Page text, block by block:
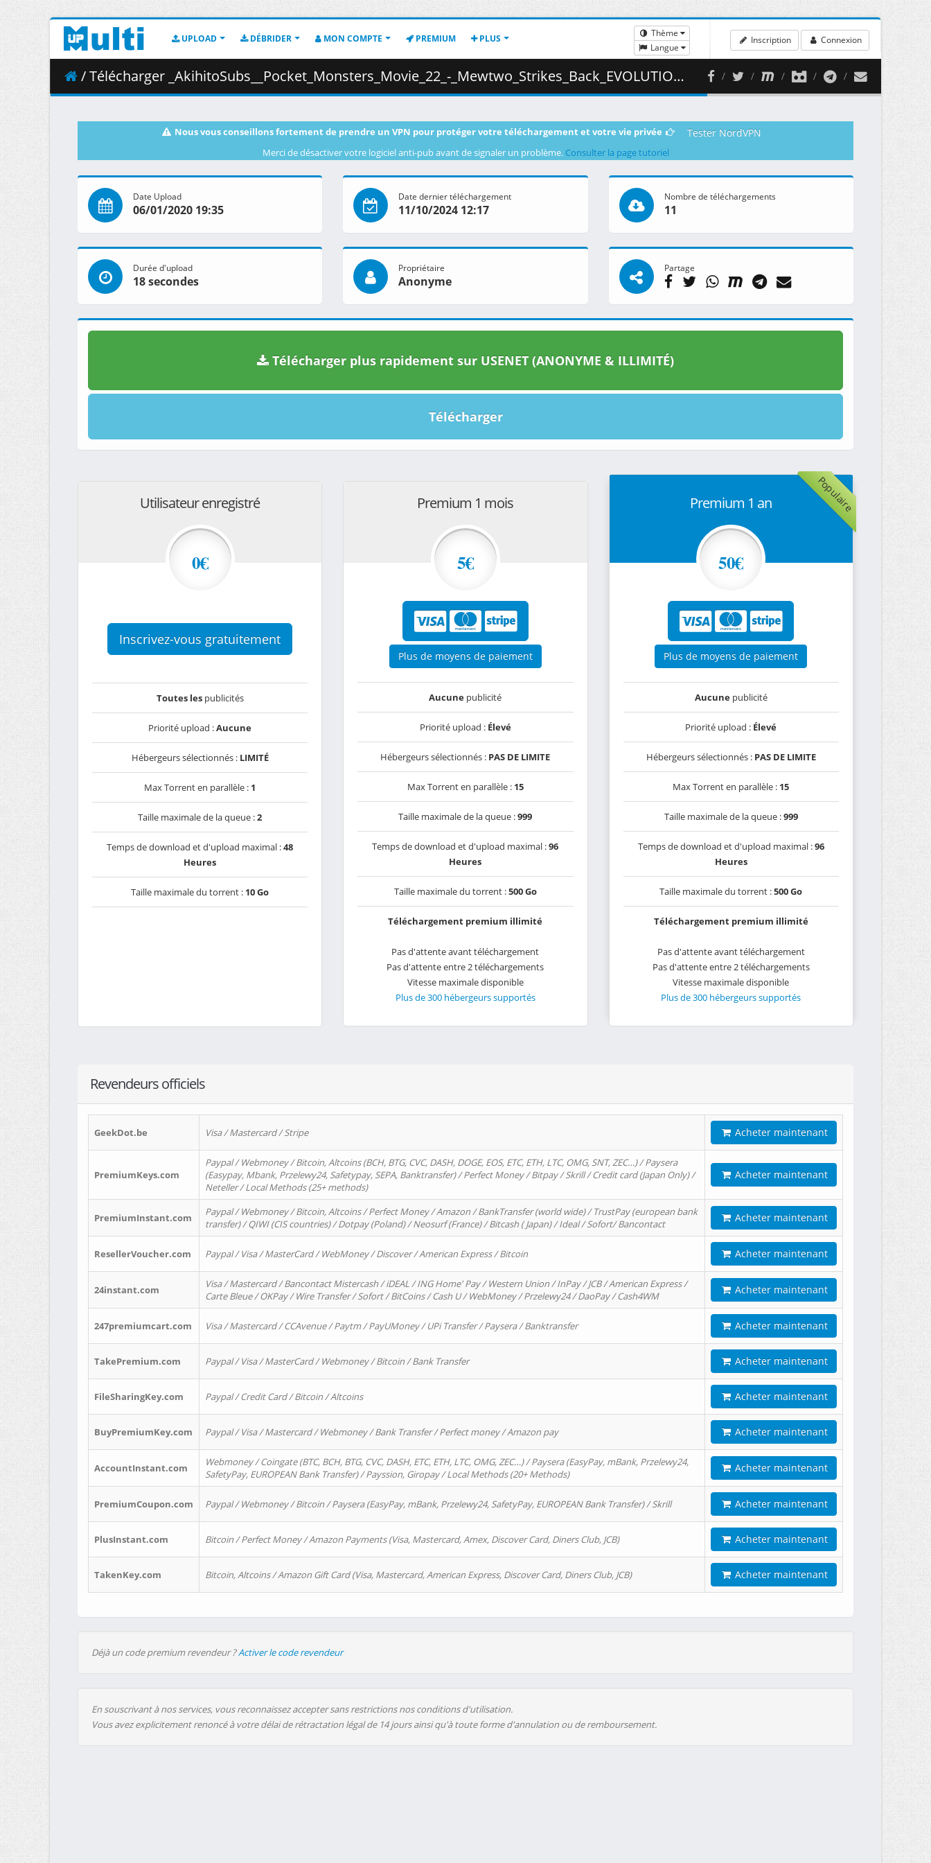
UPLOAD DÉBRIDER MON COMPTE PREMIUM PLUS
Thème
Langue
Inscription Connexion
/ Télécharger _AkihitoSubs__Pocket_Monsters_Movie_22_-_Mewtwo_Strikes_Back_EVOLUTION__1080p__HEVC_.mkv.004 ( 400.49 MB )
Nous vous conseillons fortement de prendre un VPN pour protéger votre téléchargement et votre vie privée Tester NordVPN
Merci de désactiver votre logiciel anti-pub avant de signaler un problème. Consulter la page tutoriel
Date Upload
06/01/2020 19:35
Date dernier téléchargement
11/10/2024 12:17
Nombre de téléchargements
11
Durée d'upload
18 secondes
Propriétaire
Anonyme
Partage
Télécharger plus rapidement sur USENET (ANONYME & ILLIMITÉ)
Télécharger
Utilisateur enregistré
0€
Inscrivez-vous gratuitement
Toutes lespublicités
Priorité upload :Aucune
Hébergeurs sélectionnés : LIMITÉ
Max Torrent en parallèle : 1
Taille maximale de la queue :2
Temps de download et d'upload maximal :48
Heures
Taille maximale du torrent : 10 Go
Premium 1 mois
5€
Plus de moyens de paiement
Aucune publicité
Priorité upload : Élevé
Hébergeurs sélectionnés : PAS DE LIMITE
Max Torrent en parallèle : 15
Taille maximale de la queue :999
Temps de download et d'upload maximal :96
Heures
Taille maximale du torrent :500 Go
Téléchargement premium illimité
Pas d'attente avant téléchargement
Pas d'attente entre 2 téléchargements
Vitesse maximale disponible
Plus de 300 hébergeurs supportés
Populaire
Premium 1 an
50€
Plus de moyens de paiement
Aucunepublicité
Priorité upload : Élevé
Hébergeurs sélectionnés : PAS DE LIMITE
Max Torrent en parallèle : 15
Taille maximale de la queue :999
Temps de download et d'upload maximal :96
Heures
Taille maximale du torrent :500 Go
Téléchargement premium illimité
Pas d'attente avant téléchargement
Pas d'attente entre 2 téléchargements
Vitesse maximale disponible
Plus de 300 hébergeurs supportés
Revendeurs officiels
GeekDot.be Visa / Mastercard / Stripe Acheter maintenant
PremiumKeys.com
Paypal / Webmoney / Bitcoin, Altcoins (BCH, BTG, CVC, DASH, DOGE, EOS, ETC, ETH, LTC, OMG, SNT, ZEC…) / Paysera
(Easypay, Mbank, Przelewy24, Safetypay, SEPA, Banktransfer) / Perfect Money / Bitpay / Skrill / Credit card (Japan Only) /
Neteller / Local Methods (25+ methods)
Acheter maintenant
PremiumInstant.com
Paypal / Webmoney / Bitcoin, Altcoins / Perfect Money / Amazon / BankTransfer (world wide) / TrustPay (european bank
transfer) / QIWI (CIS countries) / Dotpay (Poland) / Neosurf (France) / Bitcash ( Japan) / Ideal / Sofort/ Bancontact
Acheter maintenant
ResellerVoucher.com Paypal / Visa / MasterCard / WebMoney / Discover / American Express / Bitcoin Acheter maintenant
24instant.com
Visa / Mastercard / Bancontact Mistercash / iDEAL / ING Home' Pay / Western Union / InPay / JCB / American Express /
Carte Bleue / OKPay / Wire Transfer / Sofort / BitCoins / Cash U / WebMoney / Przelewy24 / DaoPay / Cash4WM
Acheter maintenant
247premiumcart.com Visa / Mastercard / CCAvenue / Paytm / PayUMoney / UPi Transfer / Paysera / Banktransfer Acheter maintenant
TakePremium.com Paypal / Visa / MasterCard / Webmoney / Bitcoin / Bank Transfer Acheter maintenant
FileSharingKey.com Paypal / Credit Card / Bitcoin / Altcoins Acheter maintenant
BuyPremiumKey.com Paypal / Visa / Mastercard / Webmoney / Bank Transfer / Perfect money / Amazon pay Acheter maintenant
AccountInstant.com
Webmoney / Coingate (BTC, BCH, BTG, CVC, DASH, ETC, ETH, LTC, OMG, ZEC…) / Paysera (EasyPay, mBank, Przelewy24,
SafetyPay, EUROPEAN Bank Transfer) / Payssion, Giropay / Local Methods (20+ Methods)
Acheter maintenant
PremiumCoupon.com Paypal / Webmoney / Bitcoin / Paysera (EasyPay, mBank, Przelewy24, SafetyPay, EUROPEAN Bank Transfer) / Skrill Acheter maintenant
PlusInstant.com Bitcoin / Perfect Money / Amazon Payments (Visa, Mastercard, Amex, Discover Card, Diners Club, JCB) Acheter maintenant
TakenKey.com Bitcoin, Altcoins / Amazon Gift Card (Visa, Mastercard, American Express, Discover Card, Diners Club, JCB) Acheter maintenant
Déjà un code premium revendeur ?Activer le code revendeur
En souscrivant à nos services, vous reconnaissez accepter sans restrictions nos conditions d'utilisation.
Vous avez explicitement renoncé à votre délai de rétractation légal de 14 jours ainsi qu'à toute forme d'annulation ou de remboursement.